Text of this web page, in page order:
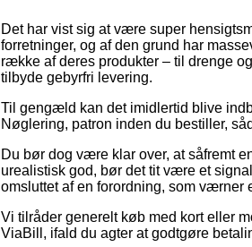
Det har vist sig at være super
forretninger, og af den grund har
række af deres produkter – til drenge
tilbyde gebyrfri levering.
Til gengæld kan det imidlertid blive
Nøglering, patron inden du bestiller,
Du bør dog være klar over, at såfremt
urealistisk god, bør det tit være et
omsluttet af en forordning, som værner
Vi tilråder generelt køb med kort eller
ViaBill, ifald du agter at godtgøre